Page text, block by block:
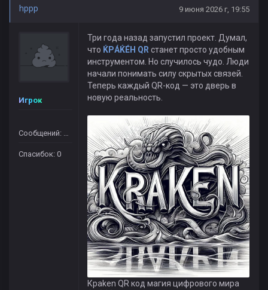
hppp 9 июня 2026 г, 19:55
Игрок
Сообщений: 364
Спасибок: 0
Три года назад запустил проект. Думал,
что ЌРÁЌÉH QR станет просто удобным
инструментом. Но случилось чудо. Люди
начали понимать силу скрытых связей.
Теперь каждый QR-код — это дверь в
новую реальность.
Крaken QR код магия цифрового мира